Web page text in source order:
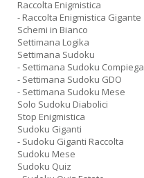
Raccolta Enigmistica
- Raccolta Enigmistica Gigante
Schemi in Bianco
Settimana Logika
Settimana Sudoku
- Settimana Sudoku Compiega
- Settimana Sudoku GDO
- Settimana Sudoku Mese
Solo Sudoku Diabolici
Stop Enigmistica
Sudoku Giganti
- Sudoku Giganti Raccolta
Sudoku Mese
Sudoku Quiz